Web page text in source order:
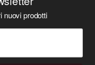
nuovi prodotti